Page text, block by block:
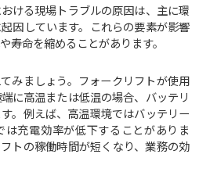
ける現場トラブルの原因は、主に環
因しています。これらの要素が影響
寿命を縮めることがあります。
みましょう。フォークリフトが使用
に高温または低温の場合、バッテリ
。例えば、高温環境ではバッテリー
充電効率が低下することがありま
トの稼働時間が短くなり、業務の効